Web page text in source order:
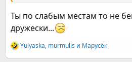
Ты по слабым местам то не
дружески...
Р
е
Yulyaska, murmulis и Марусёк